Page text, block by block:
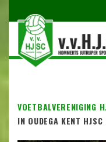
VOETBALVERENIGING
IN OUDEGA KENT